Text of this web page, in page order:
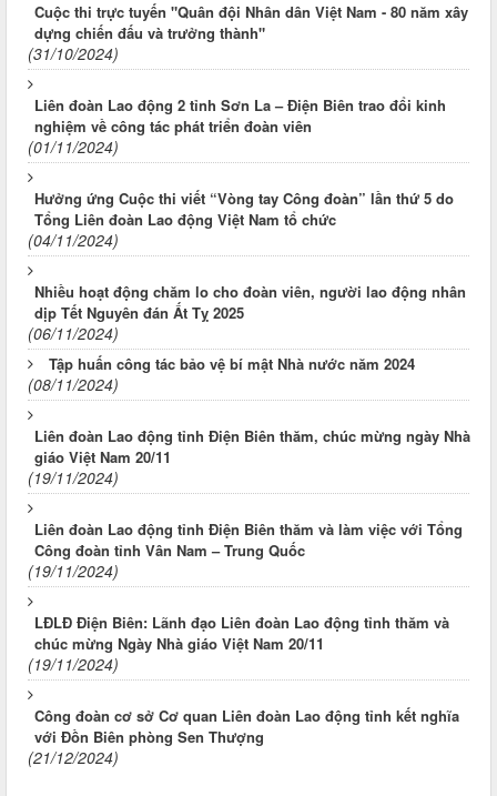
Cuộc thi trực tuyến "Quân đội Nhân dân Việt Nam - 80 năm xây
dựng chiến đấu và trưởng thành"
(31/10/2024)
Liên đoàn Lao động 2 tỉnh Sơn La – Điện Biên trao đổi kinh
nghiệm về công tác phát triển đoàn viên
(01/11/2024)
Hưởng ứng Cuộc thi viết “Vòng tay Công đoàn” lần thứ 5 do
Tổng Liên đoàn Lao động Việt Nam tổ chức
(04/11/2024)
Nhiều hoạt động chăm lo cho đoàn viên, người lao động nhân
dịp Tết Nguyên đán Ất Tỵ 2025
(06/11/2024)
Tập huấn công tác bảo vệ bí mật Nhà nước năm 2024
(08/11/2024)
Liên đoàn Lao động tỉnh Điện Biên thăm, chúc mừng ngày Nhà
giáo Việt Nam 20/11
(19/11/2024)
Liên đoàn Lao động tỉnh Điện Biên thăm và làm việc với Tổng
Công đoàn tỉnh Vân Nam – Trung Quốc
(19/11/2024)
LĐLĐ Điện Biên: Lãnh đạo Liên đoàn Lao động tỉnh thăm và
chúc mừng Ngày Nhà giáo Việt Nam 20/11
(19/11/2024)
Công đoàn cơ sở Cơ quan Liên đoàn Lao động tỉnh kết nghĩa
với Đồn Biên phòng Sen Thượng
(21/12/2024)